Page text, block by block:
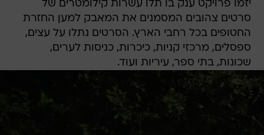
יזמו פרויקט ענק בו תלו עשרות קילומטרים של
סרטים צהובים המסמנים את המאבק למען החזרת
החטופים בכל רחבי הארץ. הסרטים נתלו על עצים,
ספסלים, מרכזי קניות, כיכרות, כניסות לערים,
שכונות, בתי ספר, עיריות ועוד.